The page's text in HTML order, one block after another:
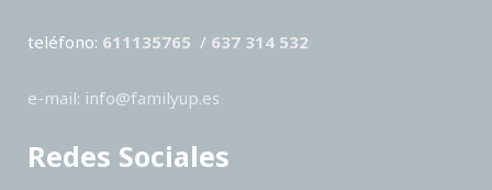
teléfono: 611135765 / 637 314 532
e-mail: info@familyup.es
Redes Sociales